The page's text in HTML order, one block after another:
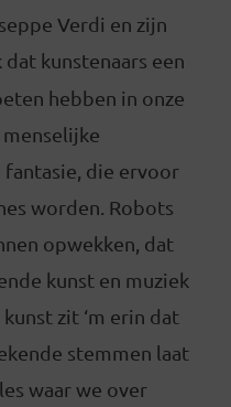
Verdi en zijn
dat kunstenaars een
hebben in onze
die ervoor
worden. Robots
opwekken, dat
kunst en muziek
zit ‘m erin dat
stemmen laat
waar we over